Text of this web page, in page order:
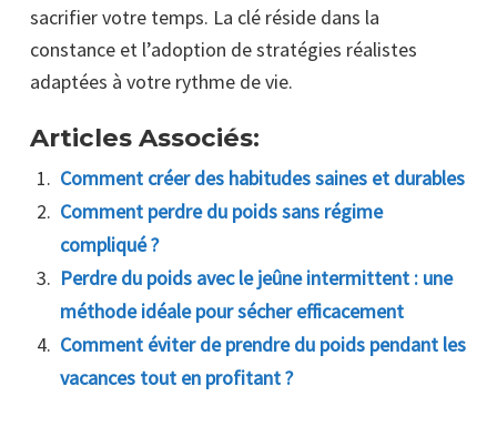
sacrifier votre temps. La clé réside dans la
constance et l’adoption de stratégies réalistes
adaptées à votre rythme de vie.
Articles Associés:
Comment créer des habitudes saines et durables
Comment perdre du poids sans régime
compliqué ?
Perdre du poids avec le jeûne intermittent : une
méthode idéale pour sécher efficacement
Comment éviter de prendre du poids pendant les
vacances tout en profitant ?